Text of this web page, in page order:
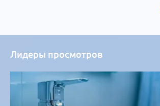
Лидеры просмотров